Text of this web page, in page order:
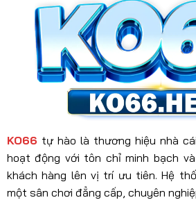
KO66 tự hào là thương hiệu nhà
hoạt động với tôn chỉ minh bạch
khách hàng lên vị trí ưu tiên. Hệ
một sân chơi đẳng cấp, chuyên